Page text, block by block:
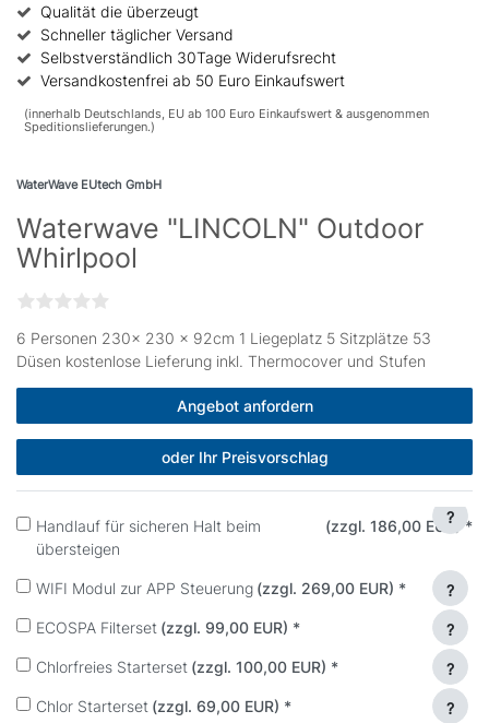
Qualität die überzeugt
Schneller täglicher Versand
Selbstverständlich 30Tage Widerufsrecht
Versandkostenfrei ab 50 Euro Einkaufswert
(innerhalb Deutschlands, EU ab 100 Euro Einkaufswert & ausgenommen
Speditionslieferungen.)
WaterWave EUtech GmbH
Waterwave "LINCOLN" Outdoor
Whirlpool
6 Personen 230× 230 x 92cm 1 Liegeplatz 5 Sitzplätze 53
Düsen kostenlose Lieferung inkl. Thermocover und Stufen
Angebot anfordern
oder Ihr Preisvorschlag
Handlauf für sicheren Halt beim
übersteigen
(zzgl. 186,00 EUR)*
?
WIFI Modul zur APP Steuerung (zzgl. 269,00 EUR) * ?
ECOSPA Filterset (zzgl. 99,00 EUR) * ?
Chlorfreies Starterset (zzgl. 100,00 EUR) * ?
Chlor Starterset (zzgl. 69,00 EUR) * ?